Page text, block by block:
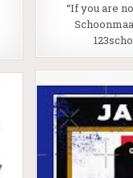
“If you are